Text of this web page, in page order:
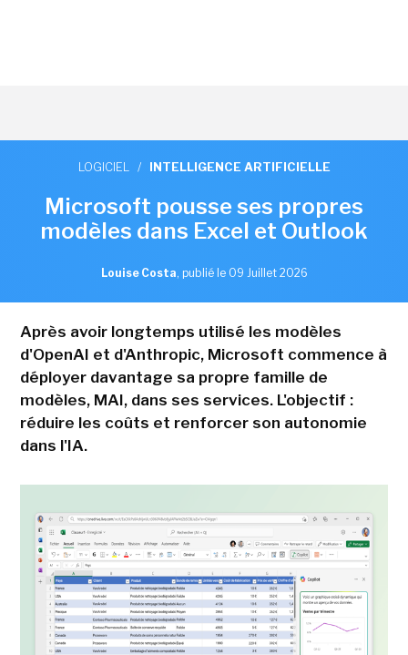
LOGICIEL / INTELLIGENCE ARTIFICIELLE
Microsoft pousse ses propres
modèles dans Excel et Outlook
Louise Costa, publié le 09 Juillet 2026
Après avoir longtemps utilisé les modèles
d'OpenAI et d'Anthropic, Microsoft commence à
déployer davantage sa propre famille de
modèles, MAI, dans ses services. L'objectif :
réduire les coûts et renforcer son autonomie
dans l'IA.